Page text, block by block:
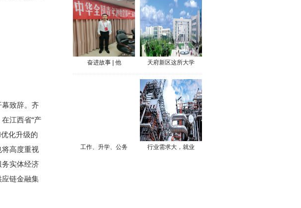
致辞。齐
江西省“产
化升级的
高度重视
实体经济
应链金融集
奋进故事 | 他 天府新区这所大学
工作、升学、公务 行业需求大，就业